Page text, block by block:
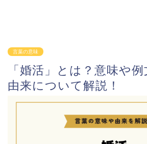
言葉の意味
「婚活」とは？意味や
由来について解説！